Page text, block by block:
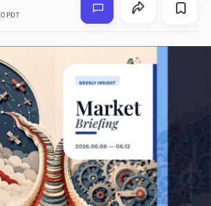
PDT